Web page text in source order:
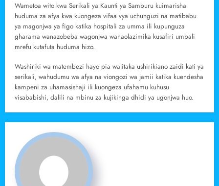
Wametoa wito kwa Serikali ya Kaunti ya Samburu kuimarisha
huduma za afya kwa kuongeza vifaa vya uchunguzi na matibabu
ya magonjwa ya figo katika hospitali za umma ili kupunguza
gharama wanazobeba wagonjwa wanaolazimika kusafiri umbali
mrefu kutafuta huduma hizo.
Washiriki wa matembezi hayo pia walitaka ushirikiano zaidi kati ya
serikali, wahudumu wa afya na viongozi wa jamii katika kuendesha
kampeni za uhamasishaji ili kuongeza ufahamu kuhusu
visababishi, dalili na mbinu za kujikinga dhidi ya ugonjwa huo.